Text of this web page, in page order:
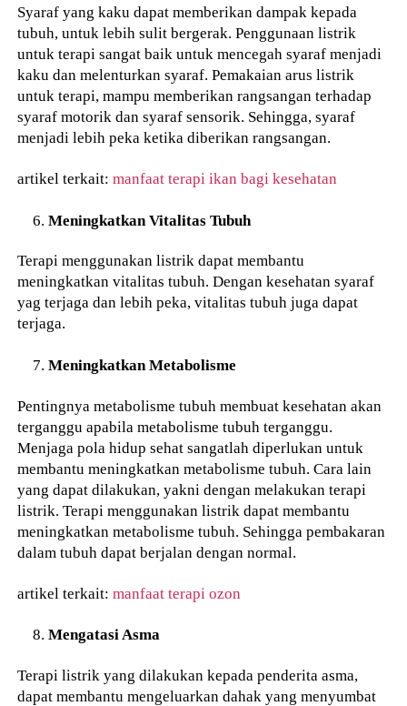
Syaraf yang kaku dapat memberikan dampak kepada
tubuh, untuk lebih sulit bergerak. Penggunaan listrik
untuk terapi sangat baik untuk mencegah syaraf menjadi
kaku dan melenturkan syaraf. Pemakaian arus listrik
untuk terapi, mampu memberikan rangsangan terhadap
syaraf motorik dan syaraf sensorik. Sehingga, syaraf
menjadi lebih peka ketika diberikan rangsangan.
artikel terkait:manfaat terapi ikan bagi kesehatan
Meningkatkan Vitalitas Tubuh
Terapi menggunakan listrik dapat membantu
meningkatkan vitalitas tubuh. Dengan kesehatan syaraf
yag terjaga dan lebih peka, vitalitas tubuh juga dapat
terjaga.
Meningkatkan Metabolisme
Pentingnya metabolisme tubuh membuat kesehatan akan
terganggu apabila metabolisme tubuh terganggu.
Menjaga pola hidup sehat sangatlah diperlukan untuk
membantu meningkatkan metabolisme tubuh. Cara lain
yang dapat dilakukan, yakni dengan melakukan terapi
listrik. Terapi menggunakan listrik dapat membantu
meningkatkan metabolisme tubuh. Sehingga pembakaran
dalam tubuh dapat berjalan dengan normal.
artikel terkait:manfaat terapi ozon
Mengatasi Asma
Terapi listrik yang dilakukan kepada penderita asma,
dapat membantu mengeluarkan dahak yang menyumbat